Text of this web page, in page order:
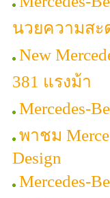
นวยความสะ
New
381 แรงม้า
Mercedes-
พาชม
Design
Mercedes-